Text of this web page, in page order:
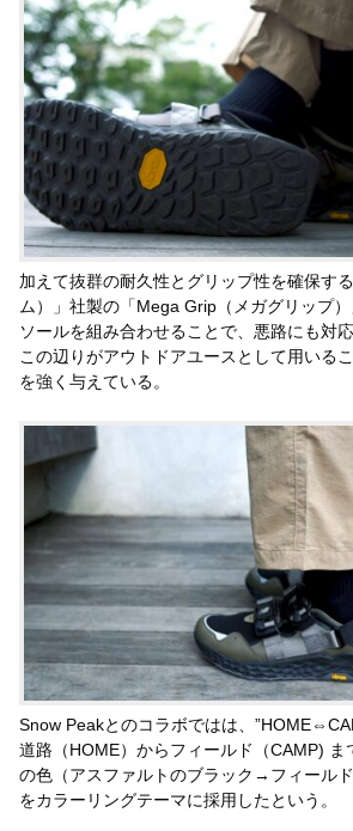
加えて抜群の耐久性とグリップ性を確保す
ム）」社製の「Mega Grip（メガグリップ
ソールを組み合わせることで、悪路にも対応
この辺りがアウトドアユースとして用いる
を強く与えている。
Snow Peakとのコラボではは、
道路（HOME）からフィールド（CAMP) ま
の色（アスファルトのブラック→フィール
をカラーリングテーマに採用したという。